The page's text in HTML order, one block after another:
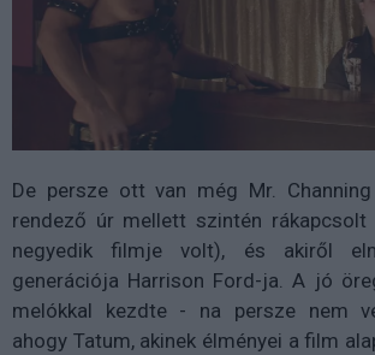
De persze ott van még Mr.
rendező úr mellett szintén
negyedik filmje volt), és akiről
generációja Harrison Ford-ja. A jó
melókkal kezdte - na persze nem
ahogy Tatum, akinek élményei a film